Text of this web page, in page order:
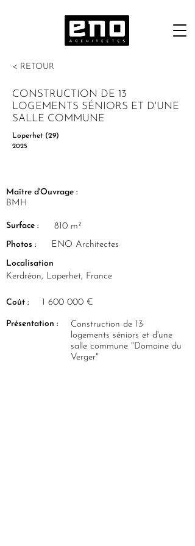
< RETOUR
CONSTRUCTION DE 13
LOGEMENTS SÉNIORS ET D'UNE
SALLE COMMUNE
Loperhet (29)
2025
Maître d'Ouvrage :
BMH
Surface :
810 m²
Photos :
ENO Architectes
Localisation
Kerdréon, Loperhet, France
Coût : 1 600 000 €
Présentation :
Construction de 13
logements séniors et d'une
salle commune "Domaine du
Verger"